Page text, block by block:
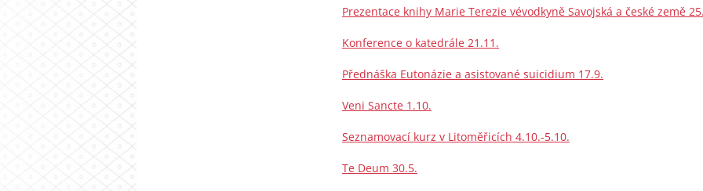
Prezentace knihy Marie Terezie vévodkyně Savojská a české země
Konference o katedrále 21.11.
Přednáška Eutonázie a asistované suicidium 17.9.
Veni Sancte 1.10.
Seznamovací kurz v Litoměřicích 4.10.-5.10.
Te Deum 30.5.